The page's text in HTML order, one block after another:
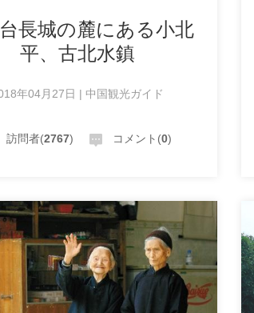
長城の麓にある小北
平、古北水鎮
年04月27日 | 中国観光ガイド
訪問者(2767) コメント(0)